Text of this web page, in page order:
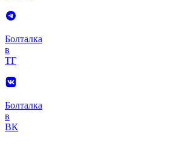
Болталка
в
ТГ
Болталка
в
ВК